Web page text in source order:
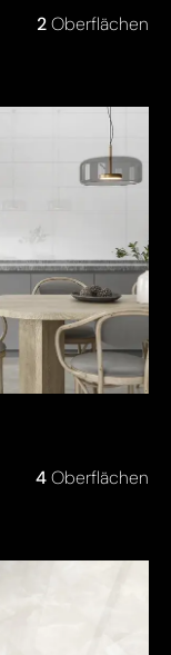
2Oberflächen
4Oberflächen